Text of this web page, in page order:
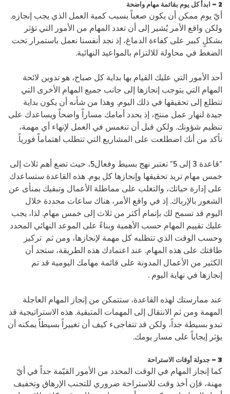
2 – ابدأ كل يوم بقائمة مهام واضحة
أيّ يوم ممكن أن يكون صعباً بسبب كمية العمل الذي يجب إنجازه.
ولكن واقع الأمر يُشير إلى أن تعدد المهام من الأمور التي تؤثر
بشكلٍ كبير على كفاءة الدماغ، إذ نجد أنفسنا نعمل باستمرار تحت
الضغط في محاولة للالتزام بالمواعيد النهائية.
أحد الأمور التي عليك القيام بها بداية كل صباح، هو تدوين لائحة
المهام التي يتوجب إنجازها إلى جانب جميع المهام الأخرى التي
تتطلع إلى تحقيقها في ذلك اليوم. وهذا من شأنه أن يكون بداية
جيدة لنهار عمل منتج، إذ يحدد أمامك مساراً واضحاً ويساعدك على
تنظيم شؤونك. ولكن قبل أن تنغمس في العمل لإنهاء أي مهمة،
تأكد من أنك اضطلعت على المشاريع التي تتطلب اهتماماً فورياً.
“قاعدة 3 إلى 5” تعتبر نهج بسيط وفعال5، حيث تضع أهم ثلاث إلى
خمس مهام تريد تحقيقها وإنجازها كل يوم. هذه القاعدة ستساعدك
على إدارة حياتك، والتغلب على مماطلة الأعمال وتبقيك بمنأى عن
الشعور بالإرباك. إذ في واقع الأمر، هناك ساعات محددة خلال
اليوم قد تسمح لك بإتمام أكثر من ثلاث إلى خمس مهام. لذا، يجب
عليك تقييم المهام حسب الأهمية وبناءً على الموعد النهائي المحدد
وحسب الوقت الذي تتطلبه كل مهمة لإنجازها، ومن ثم تركيز
طاقتك على هذه المهام. عند اعتمادك هذه الطريقة، ستجد أن
الكثير من الأعمال المدونة على قائمة مهامك اليومية قد تم
إنجازها في نهاية اليوم .
عند ممارستك لهذه القاعدة، ستتمكن من إنجاز المهام العاجلة
المهمة ومن ثم الانتقال إلى المهمات المتبقية. هذه الاستراتيجية قد
تبدو بسيطة جداً، ولكن قد تتفاجىء كيف أن تغييراً بسيطاً يمكنه أن
يؤثر إيجاباً على مسار يومك.
3 – جدولة أوقات الاستراحة
كما إنجاز المهام في الوقت المحدد من الأمور القيّمة جداً في أيّ
مهنة، فإن أخذ وقت للاستراحة ضروري للتجنب الإرهاق وتخفيف